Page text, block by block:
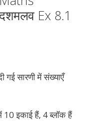
Ex 8.1
गई सारणी में संख्याएँ
10 इकाई हैं, 4 ब्लॉक हैं